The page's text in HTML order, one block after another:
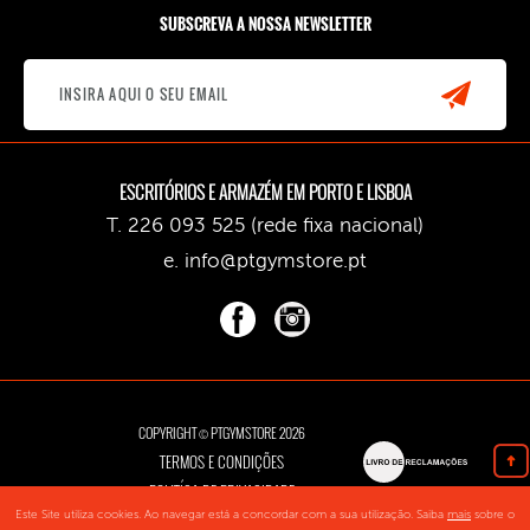
Este Site utiliza cookies. Ao navegar está a concordar com a sua utilização. Saiba mais sobre o
SUBSCREVA A NOSSA NEWSLETTER
ESCRITÓRIOS E ARMAZÉM EM PORTO E LISBOA
T. 226 093 525 (rede fixa nacional)
e. info@ptgymstore.pt
COPYRIGHT © PTGYMSTORE 2026
TERMOS E CONDIÇÕES
POLITÍCA DE PRIVACIDADE